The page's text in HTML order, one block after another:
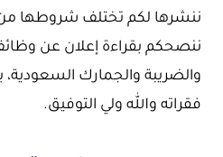
ننشرها لكم تختلف شروطها من
ننصحكم بقراءة إعلان عن
والضريبة والجمارك السعودية،
فقراته والله ولي التوفيق.